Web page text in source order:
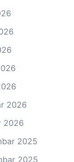
2026
2026
2025
2025